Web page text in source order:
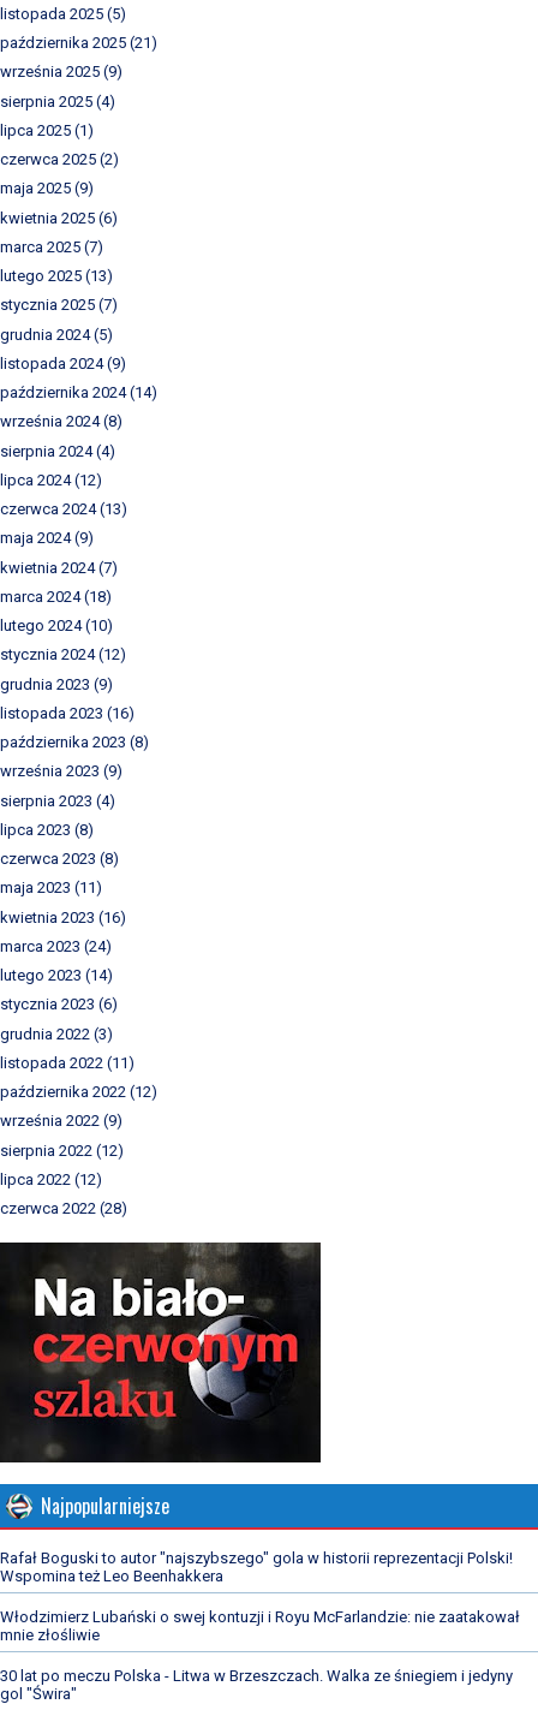
listopada 2025 (5)
października 2025 (21)
września 2025 (9)
sierpnia 2025 (4)
lipca 2025 (1)
czerwca 2025 (2)
maja 2025 (9)
kwietnia 2025 (6)
marca 2025 (7)
lutego 2025 (13)
stycznia 2025 (7)
grudnia 2024(5)
listopada 2024(9)
października 2024(14)
września 2024(8)
sierpnia 2024(4)
lipca 2024(12)
czerwca 2024(13)
maja 2024(9)
kwietnia 2024(7)
marca 2024(18)
lutego 2024(10)
stycznia 2024(12)
grudnia 2023 (9)
listopada 2023 (16)
października 2023 (8)
września 2023 (9)
sierpnia 2023 (4)
lipca 2023 (8)
czerwca 2023 (8)
maja 2023 (11)
kwietnia 2023 (16)
marca 2023 (24)
lutego 2023 (14)
stycznia 2023 (6)
grudnia 2022 (3)
listopada 2022 (11)
października 2022 (12)
września 2022 (9)
sierpnia 2022 (12)
lipca 2022 (12)
czerwca 2022 (28)
Najpopularniejsze
Rafał Boguski to autor "najszybszego" gola w historii reprezentacji Polski!
Wspomina też Leo Beenhakkera
Włodzimierz Lubański o swej kontuzji i Royu McFarlandzie: nie zaatakował
mnie złośliwie
30 lat po meczu Polska - Litwa w Brzeszczach. Walka ze śniegiem i jedyny
gol "Świra"